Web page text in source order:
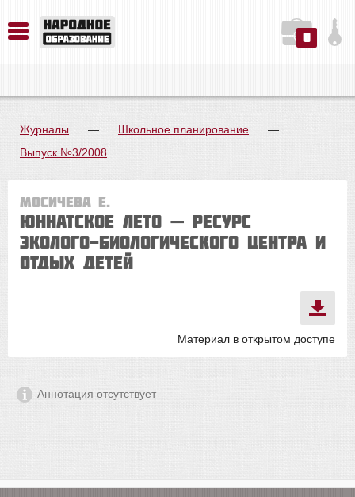
0
Журналы — Школьное планирование
—
Выпуск №3/2008
Мосичева Е.
Юннатское лето — ресурс
эколого-биологического центра и
отдых детей
Материал в открытом доступе
Аннотация отсутствует